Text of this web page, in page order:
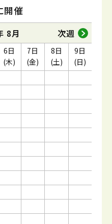
開催
8月 次週
6日
(木)
7日
(金)
8日
(土)
9日
(日)